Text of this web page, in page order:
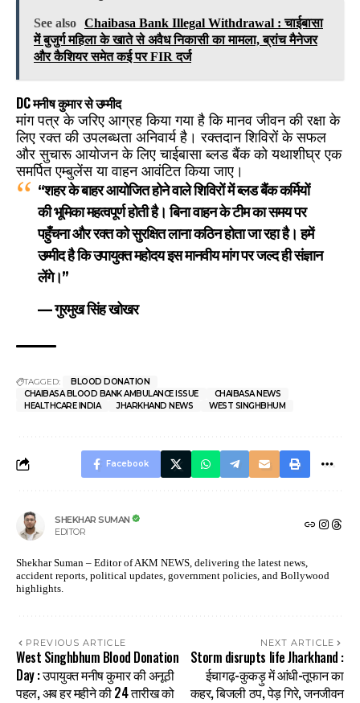
See also Chaibasa Bank Illegal Withdrawal : चाईबासा
में बुजुर्ग महिला के खाते से अवैध निकासी का मामला, ब्रांच मैनेजर
और कैशियर समेत कई पर FIR दर्ज
DC मनीष कुमार से उम्मीद
मांग पत्र के जरिए आग्रह किया गया है कि मानव जीवन की रक्षा के
लिए रक्त की उपलब्धता अनिवार्य है। रक्तदान शिविरों के सफल
और सुचारू आयोजन के लिए चाईबासा ब्लड बैंक को यथाशीघ्र एक
समर्पित एम्बुलेंस या वाहन आवंटित किया जाए।
“शहर के बाहर आयोजित होने वाले शिविरों में ब्लड बैंक कर्मियों
की भूमिका महत्वपूर्ण होती है। बिना वाहन के टीम का समय पर
पहुँचना और रक्त को सुरक्षित लाना कठिन होता जा रहा है। हमें
उम्मीद है कि उपायुक्त महोदय इस मानवीय मांग पर जल्द ही संज्ञान
लेंगे।”
—गुरमुख सिंह खोखर
TAGGED:
BLOOD DONATION
CHAIBASA BLOOD BANK AMBULANCE ISSUE
CHAIBASA NEWS
HEALTHCARE INDIA
JHARKHAND NEWS WEST SINGHBHUM
Facebook
SHEKHAR SUMAN
EDITOR
Shekhar Suman – Editor of AKM NEWS, delivering the latest news,
accident reports, political updates, government policies, and Bollywood
highlights.
PREVIOUS ARTICLE
West Singhbhum Blood Donation
Day : उपायुक्त मनीष कुमार की अनूठी
पहल, अब हर महीने की 24 तारीख को
NEXT ARTICLE
Storm disrupts life Jharkhand :
ईचागढ़-कुकड़ु में आंधी-तूफान का
कहर, बिजली ठप, पेड़ गिरे, जनजीवन